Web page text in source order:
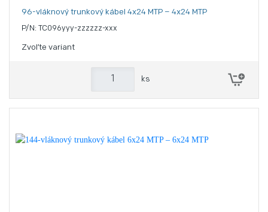
96-vláknový trunkový kábel 4x24 MTP – 4x24 MTP
P/N: TC096yyy-zzzzzz-xxx
Zvoľte variant
ks